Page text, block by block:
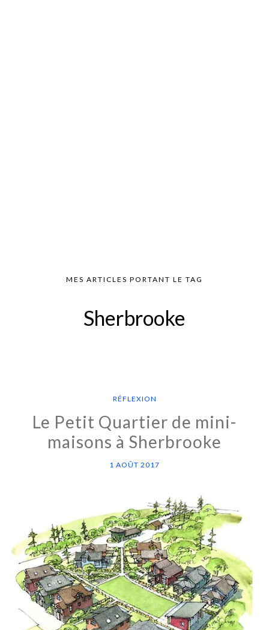
MES ARTICLES PORTANT LE TAG
Sherbrooke
RÉFLEXION
Le Petit Quartier de mini-
maisons à Sherbrooke
1 AOÛT 2017